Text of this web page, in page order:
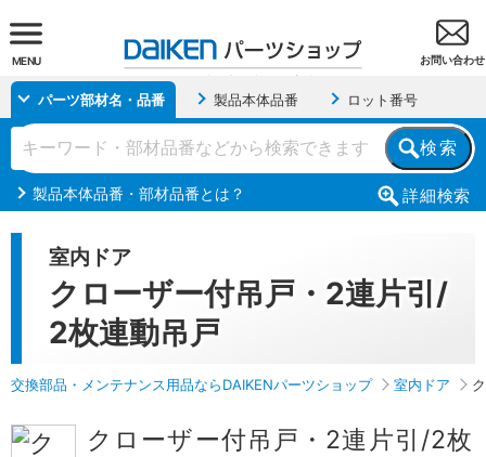
お問い合わせ
MENU
パーツ部材名・品番 製品本体品番 ロット番号
検索
詳細検索
製品本体品番・部材品番とは？
室内ドア
クローザー付吊戸・2連片引/
2枚連動吊戸
交換部品・メンテナンス用品ならDAIKENパーツショップ 室内ドア
クローザー付吊戸・2連片引/2枚